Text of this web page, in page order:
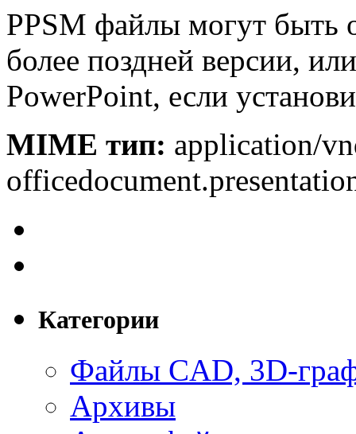
PPSM файлы могут быть
более поздней версии,
PowerPoint, если
MIME тип: application/
Категории
Файлы CAD, 3D-
Архивы